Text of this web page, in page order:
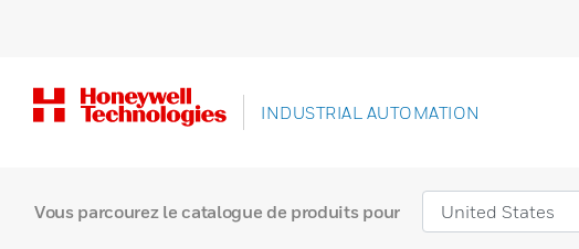
INDUSTRIAL AUTOMATION
Vous parcourez le catalogue de produits pour